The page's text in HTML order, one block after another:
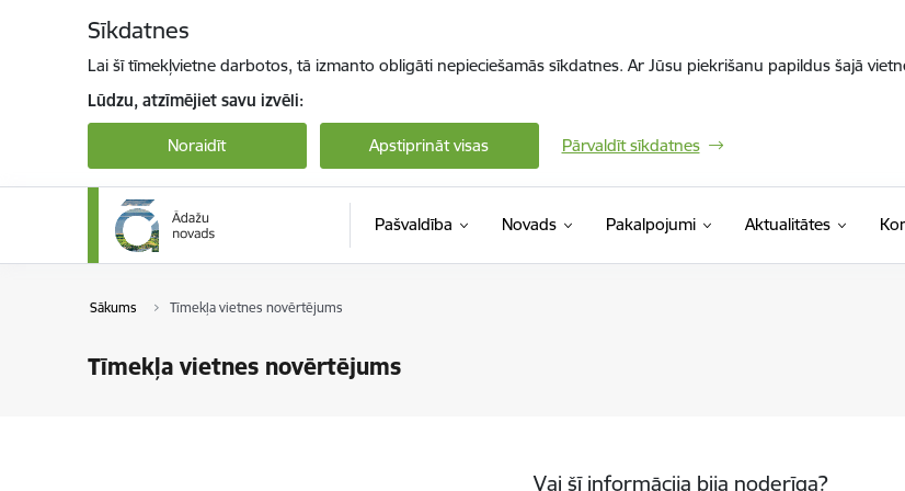
Sīkdatnes
Lai šī tīmekļvietne darbotos, tā izmanto obligāti nepieciešamās sīkdatnes. Ar Jūsu piekrišanu papildus šajā
Lūdzu, atzīmējiet savu izvēli:
Noraidīt Apstiprināt visas Pārvaldīt sīkdatnes
Pašvaldība Novads Pakalpojumi Aktualitātes
Sākums Tīmekļa vietnes novērtējums
Tīmekļa vietnes novērtējums
Vai šī informācija bija noderīga?